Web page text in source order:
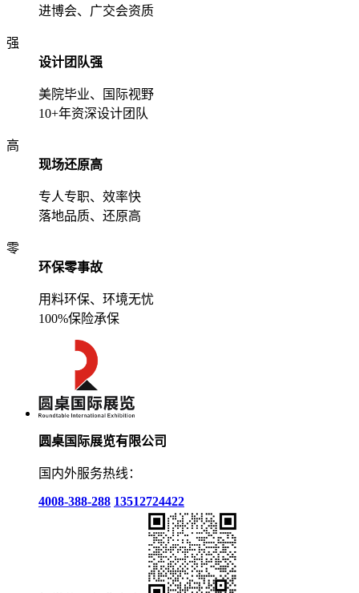
进博会、广交会资质
强
设计团队强
美院毕业、国际视野
10+年资深设计团队
高
现场还原高
专人专职、效率快
落地品质、还原高
零
环保零事故
用料环保、环境无忧
100%保险承保
圆桌国际展览有限公司
国内外服务热线：
4008-388-288 13512724422